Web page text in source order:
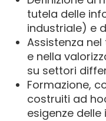
tutela delle
industriale) e
Assistenza
e nella
su settori
Formazione,
costruiti ad
esigenze delle